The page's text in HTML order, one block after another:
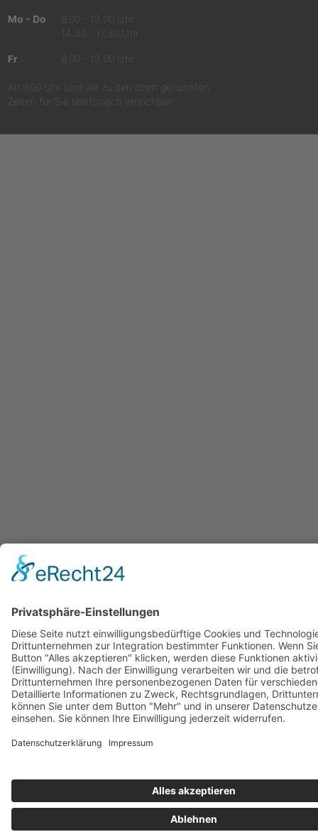
Mo - Do
8.00 - 13.00 Uhr
14.30 - 17.30 Uhr
Fr 8.00 - 13.00 Uhr
Ab 9.00 Uhr sind wir zu den oben genannten
Zeiten für Sie telefonisch erreichbar.